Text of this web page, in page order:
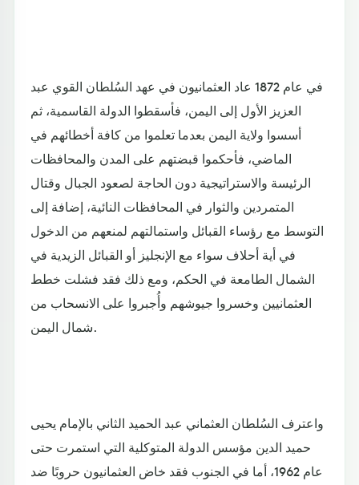
في عام 1872 عاد العثمانيون في عهد السُلطان القوي عبد
العزيز الأول إلى اليمن، فأسقطوا الدولة القاسمية، ثم
أسسوا ولاية اليمن بعدما تعلموا من كافة أخطائهم في
الماضي، فأحكموا قبضتهم على المدن والمحافظات
الرئيسة والاستراتيجية دون الحاجة لصعود الجبال وقتال
المتمردين والثوار في المحافظات النائية، إضافة إلى
التوسط مع رؤساء القبائل واستمالتهم لمنعهم من الدخول
في أية أحلاف سواء مع الإنجليز أو القبائل الزيدية في
الشمال الطامعة في الحكم، ومع ذلك فقد فشلت خطط
العثمانيين وخسروا جيوشهم وأُجبروا على الانسحاب من
شمال اليمن.
واعترف السُلطان العثماني عبد الحميد الثاني بالإمام يحيى
حميد الدين مؤسس الدولة المتوكلية التي استمرت حتى
عام 1962، أما في الجنوب فقد خاض العثمانيون حروبًا ضد